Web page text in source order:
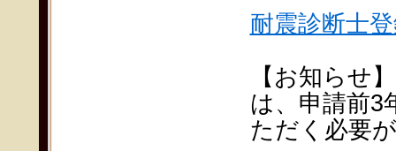
耐震診断士
【お知らせ
は、申請前3
ただく必要